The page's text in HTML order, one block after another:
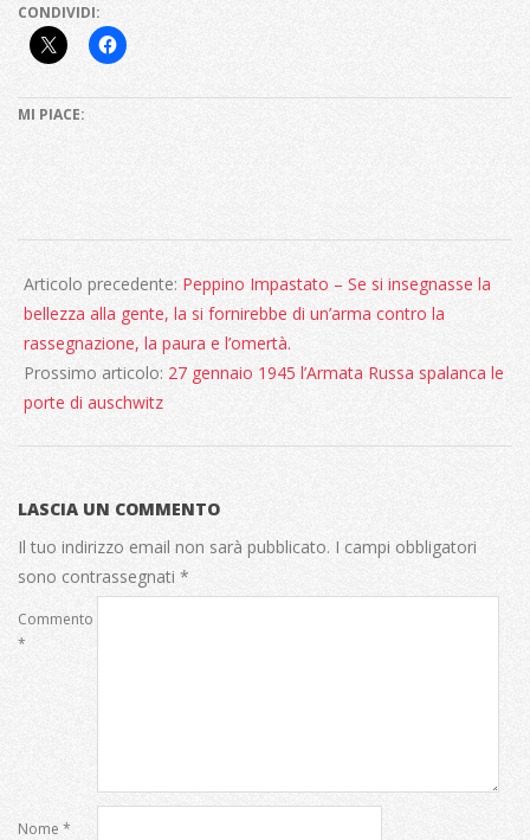
CONDIVIDI:
MI PIACE:
05-
30
Articolo precedente: Peppino Impastato – Se si insegnasse la
bellezza alla gente, la si fornirebbe di un’arma contro la
rassegnazione, la paura e l’omertà.
Prossimo articolo: 27 gennaio 1945 l’Armata Russa spalanca le
porte di auschwitz
LASCIA UN COMMENTO
Il tuo indirizzo email non sarà pubblicato. I campi obbligatori
sono contrassegnati *
Commento
*
Nome *